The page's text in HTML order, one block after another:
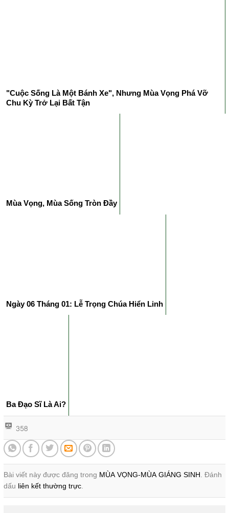
"Cuộc Sống Là Một Bánh Xe", Nhưng Mùa Vọng Phá Vỡ
Chu Kỳ Trở Lại Bất Tận
Mùa Vọng, Mùa Sống Tròn Đầy
Ngày 06 Tháng 01: Lễ Trọng Chúa Hiển Linh
Ba Đạo Sĩ Là Ai?
358
Bài viết này được đăng trong MÙA VỌNG-MÙA GIÁNG SINH. Đánh
dấu liên kết thường trực.